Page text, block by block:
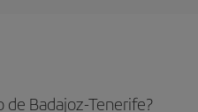
Badajoz-Tenerife?